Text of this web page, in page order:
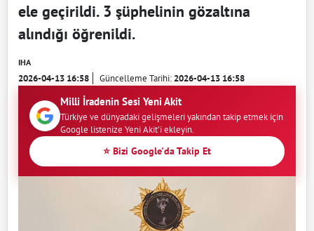
ele geçirildi. 3 şüphelinin gözaltına
alındığı öğrenildi.
IHA
2026-04-13 16:58 Güncelleme Tarihi:2026-04-13 16:58
Milli İradenin Sesi Yeni Akit
Türkiye ve dünyadaki gelişmeleri yakından takip etmek için
Google listenize Yeni Akit'i ekleyin.
⭐ Bizi Google'da Takip Et